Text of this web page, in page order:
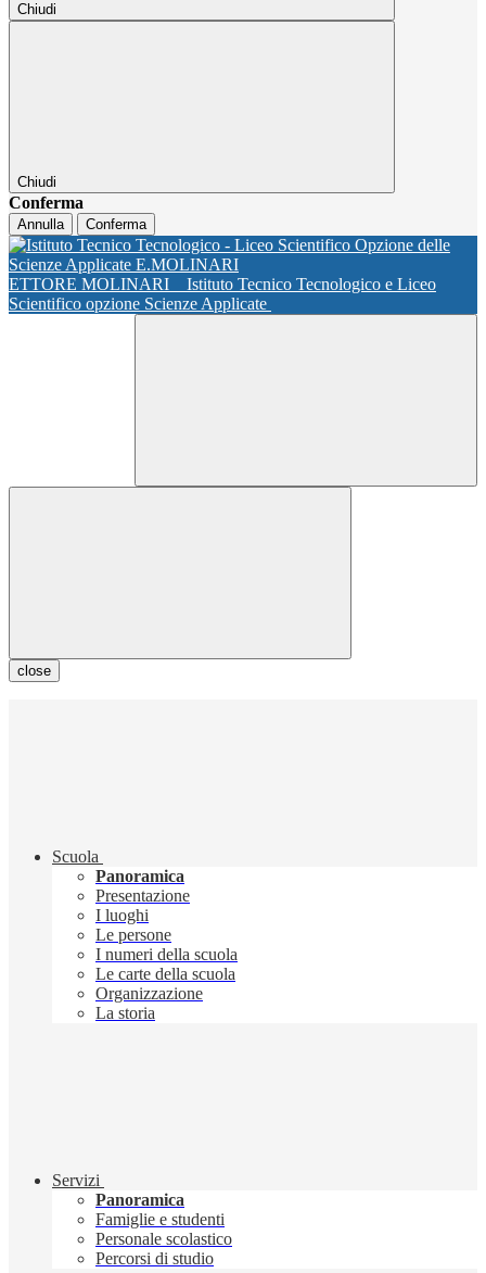
Chiudi
Chiudi
Conferma
Annulla Conferma
ETTORE MOLINARI
Istituto Tecnico Tecnologico e Liceo
Scientifico opzione Scienze Applicate
close
Scuola
Panoramica
Presentazione
I luoghi
Le persone
I numeri della scuola
Le carte della scuola
Organizzazione
La storia
Servizi
Panoramica
Famiglie e studenti
Personale scolastico
Percorsi di studio